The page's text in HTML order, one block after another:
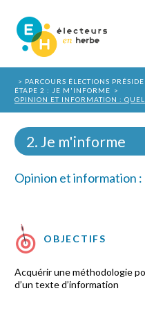
PARCOURS ÉLECTIONS
ÉTAPE 2 : JE M'INFORME
OPINION ET INFORMATION :
2. Je m'informe
Opinion et information
OBJECTIFS
Acquérir une méthodologie
d’un texte d’information